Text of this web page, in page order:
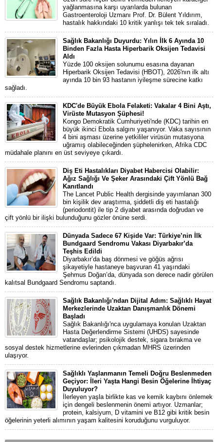
yağlanmasına karşı uyarılarda bulunan
Gastroenteroloji Uzmanı Prof. Dr. Bülent Yıldırım,
hastalık hakkındaki 10 kritik yanlışı tek tek sıraladı.
Sağlık Bakanlığı Duyurdu: Yılın İlk 6 Ayında 10
Binden Fazla Hasta Hiperbarik Oksijen Tedavisi
Aldı
Yüzde 100 oksijen solunumu esasına dayanan
Hiperbarik Oksijen Tedavisi (HBOT), 2026'nın ilk altı
ayında 10 bin 93 hastanın iyileşme sürecine katkı
sağladı.
KDC'de Büyük Ebola Felaketi: Vakalar 4 Bini Aştı,
Virüste Mutasyon Şüphesi!
Kongo Demokratik Cumhuriyeti'nde (KDC) tarihin en
büyük ikinci Ebola salgını yaşanıyor. Vaka sayısının
4 bini aşması üzerine yetkililer virüsün mutasyona
uğramış olabileceğinden şüphelenirken, Afrika CDC
müdahale planını en üst seviyeye çıkardı.
Diş Eti Hastalıkları Diyabet Habercisi Olabilir:
Ağız Sağlığı Ve Şeker Arasındaki Çift Yönlü Bağ
Kanıtlandı
The Lancet Public Health dergisinde yayımlanan 300
bin kişilik dev araştırma, şiddetli diş eti hastalığı
(periodontit) ile tip 2 diyabet arasında doğrudan ve
çift yönlü bir ilişki bulunduğunu gözler önüne serdi.
Dünyada Sadece 67 Kişide Var: Türkiye’nin İlk
Bundgaard Sendromu Vakası Diyarbakır’da
Teşhis Edildi
Diyarbakır’da baş dönmesi ve göğüs ağrısı
şikayetiyle hastaneye başvuran 41 yaşındaki
Şehmus Doğan’da, dünyada son derece nadir görülen
kalıtsal Bundgaard Sendromu saptandı.
Sağlık Bakanlığı'ndan Dijital Adım: Sağlıklı Hayat
Merkezlerinde Uzaktan Danışmanlık Dönemi
Başladı
Sağlık Bakanlığı'nca uygulamaya konulan Uzaktan
Hasta Değerlendirme Sistemi (UHDS) sayesinde
vatandaşlar; psikolojik destek, sigara bırakma ve
sosyal destek hizmetlerine evlerinden çıkmadan MHRS üzerinden
ulaşıyor.
Sağlıklı Yaşlanmanın Temeli Doğru Beslenmeden
Geçiyor: İleri Yaşta Hangi Besin Öğelerine İhtiyaç
Duyuluyor?
İlerleyen yaşla birlikte kas ve kemik kaybını önlemek
için dengeli beslenmenin önemi artıyor. Uzmanlar;
protein, kalsiyum, D vitamini ve B12 gibi kritik besin
öğelerinin yeterli alımının yaşam kalitesini koruduğunu vurguluyor.